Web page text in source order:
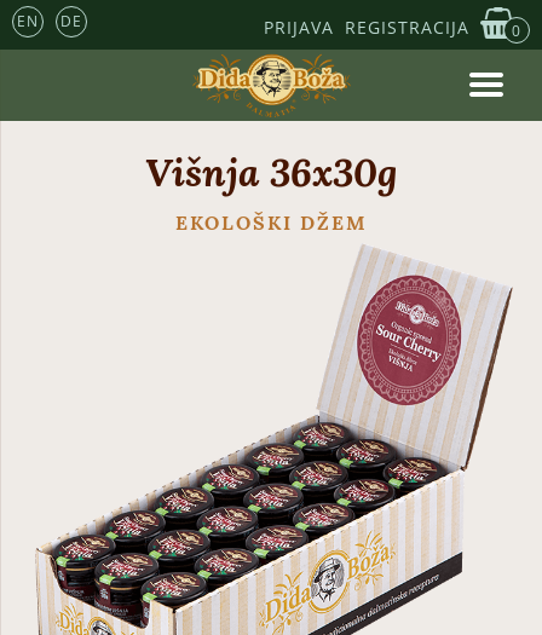
EN DE PRIJAVA REGISTRACIJA 0
Višnja 36x30g
EKOLOŠKI DŽEM